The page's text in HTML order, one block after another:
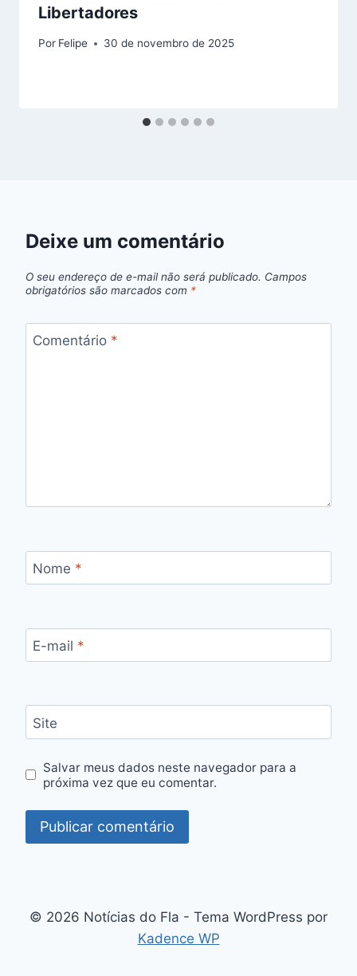
Libertadores
Por Felipe 30 de novembro de 2025
Deixe um comentário
O seu endereço de e-mail não será publicado. Campos
obrigatórios são marcados com *
Comentário *
Nome *
E-mail *
Site
Salvar meus dados neste navegador para a
próxima vez que eu comentar.
© 2026 Notícias do Fla - Tema WordPress por
Kadence WP